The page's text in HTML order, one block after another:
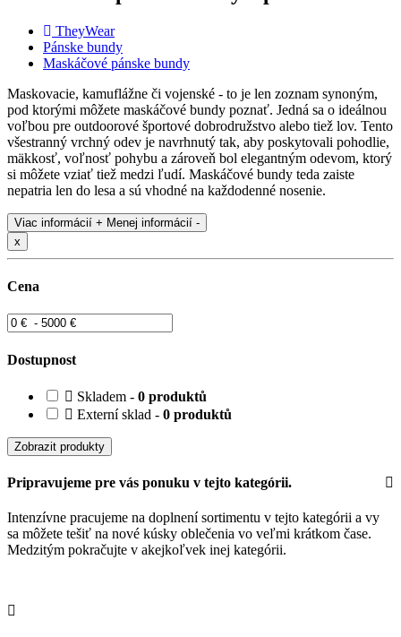
TheyWear
Pánske bundy
Maskáčové pánske bundy
Maskovacie, kamuflážne či vojenské - to je len zoznam synoným,
pod ktorými môžete maskáčové bundy poznať. Jedná sa o ideálnou
voľbou pre outdoorové športové dobrodružstvo alebo tiež lov. Tento
všestranný vrchný odev je navrhnutý tak, aby poskytovali pohodlie,
mäkkosť, voľnosť pohybu a zároveň bol elegantným odevom, ktorý
si môžete vziať tiež medzi ľudí. Maskáčové bundy teda zaiste
nepatria len do lesa a sú vhodné na každodenné nosenie.
Viac informácií + Menej informácií -
x
Cena
Dostupnost
Skladem - 0 produktů
Externí sklad - 0 produktů
Zobrazit produkty
Pripravujeme pre vás ponuku v tejto kategórii.
Intenzívne pracujeme na doplnení sortimentu v tejto kategórii a vy
sa môžete tešiť na nové kúsky oblečenia vo veľmi krátkom čase.
Medzitým pokračujte v akejkoľvek inej kategórii.